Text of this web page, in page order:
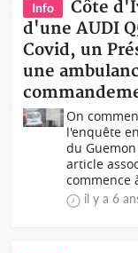
Info
Côte
d'une AUDI
Covid, un
une
On
l'enquête
du
article
commence
il y a 6